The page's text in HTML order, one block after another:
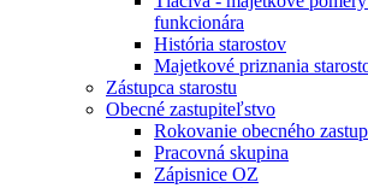
funkcionára
História starostov
Majetkové priznania
Zástupca starostu
Obecné zastupiteľstvo
Rokovanie obecného
Pracovná skupina
Zápisnice OZ